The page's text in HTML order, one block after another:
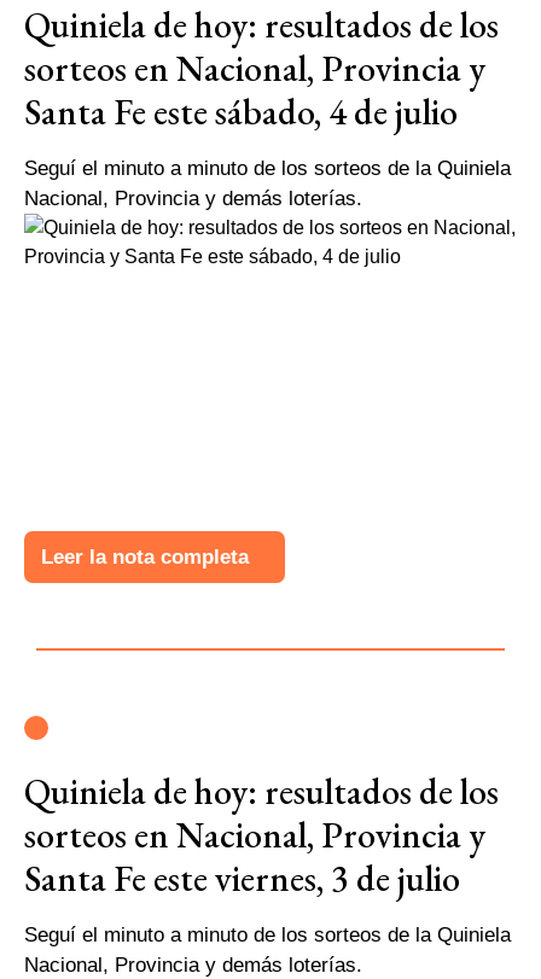
Quiniela de hoy: resultados de los
sorteos en Nacional, Provincia y
Santa Fe este sábado, 4 de julio
Seguí el minuto a minuto de los sorteos de la Quiniela
Nacional, Provincia y demás loterías.
Leer la nota completa
Quiniela de hoy: resultados de los
sorteos en Nacional, Provincia y
Santa Fe este viernes, 3 de julio
Seguí el minuto a minuto de los sorteos de la Quiniela
Nacional, Provincia y demás loterías.